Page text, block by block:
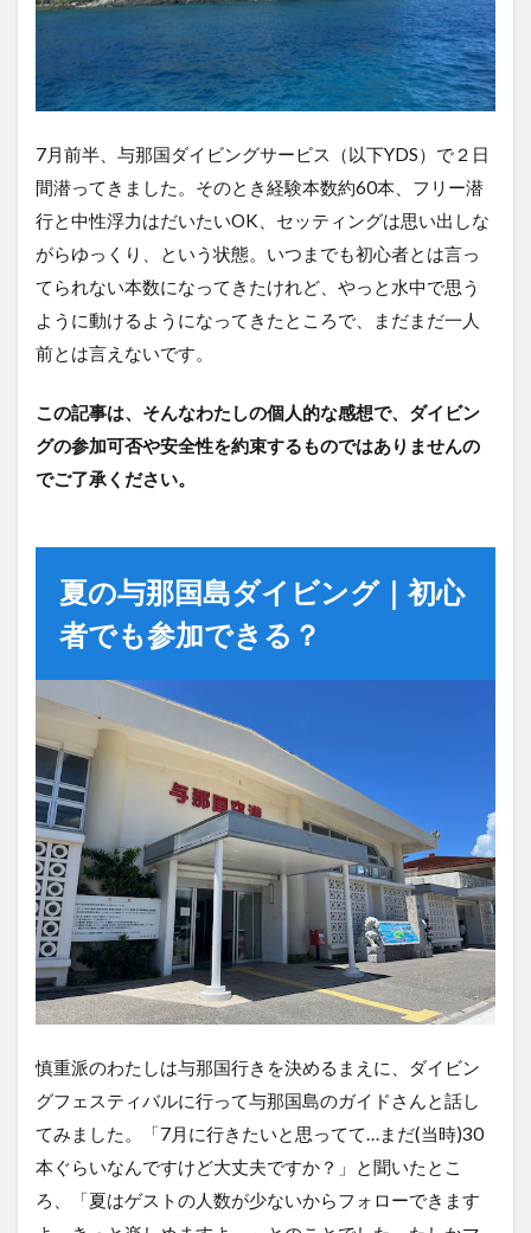
7月前半、与那国ダイビングサービス（以下YDS）で２日
間潜ってきました。そのとき経験本数約60本、フリー潜
行と中性浮力はだいたいOK、セッティングは思い出しな
がらゆっくり、という状態。いつまでも初心者とは言っ
てられない本数になってきたけれど、やっと水中で思う
ように動けるようになってきたところで、まだまだ一人
前とは言えないです。
この記事は、そんなわたしの個人的な感想で、ダイビン
グの参加可否や安全性を約束するものではありませんの
でご了承ください。
夏の与那国島ダイビング｜初心
者でも参加できる？
慎重派のわたしは与那国行きを決めるまえに、ダイビン
グフェスティバルに行って与那国島のガイドさんと話し
てみました。「7月に行きたいと思ってて…まだ(当時)30
本ぐらいなんですけど大丈夫ですか？」と聞いたとこ
ろ、「夏はゲストの人数が少ないからフォローできます